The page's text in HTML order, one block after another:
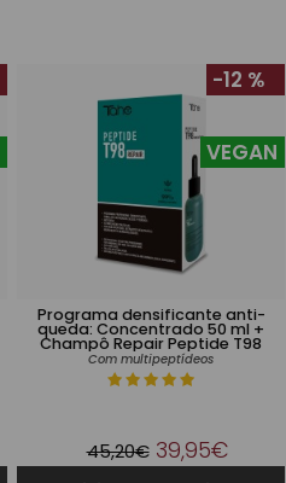
Programa densificante anti-
queda: Concentrado 50 ml +
Champô Repair Peptide T98
Com multipeptídeos
VEGAN
-12 %
45,20€ 39,95€